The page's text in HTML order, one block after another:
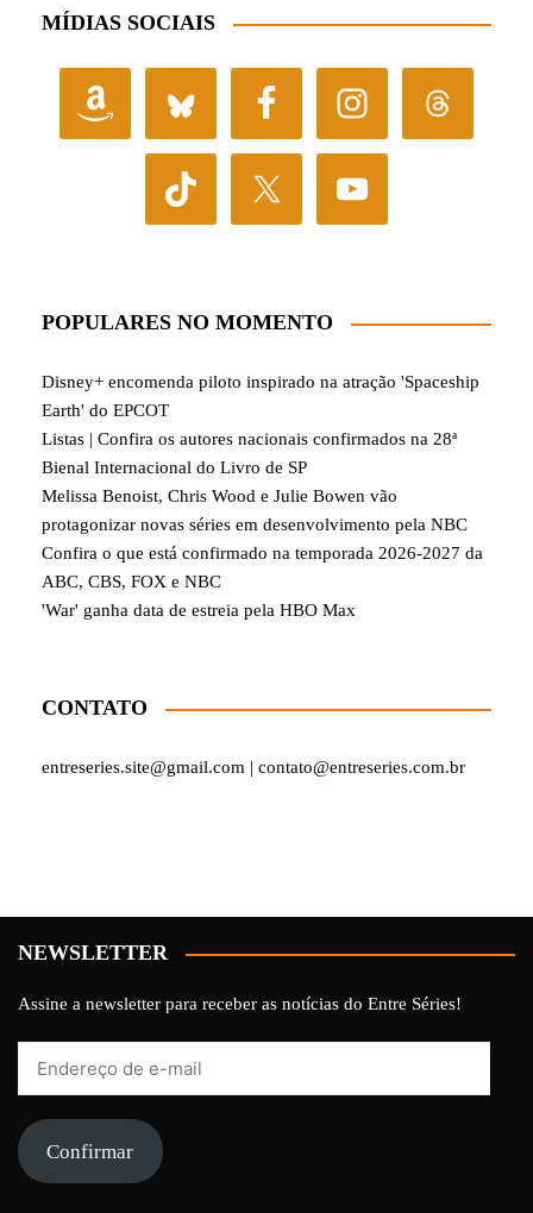
MÍDIAS SOCIAIS
POPULARES NO MOMENTO
Disney+ encomenda piloto inspirado na atração 'Spaceship
Earth' do EPCOT
Listas | Confira os autores nacionais confirmados na 28ª
Bienal Internacional do Livro de SP
Melissa Benoist, Chris Wood e Julie Bowen vão
protagonizar novas séries em desenvolvimento pela NBC
Confira o que está confirmado na temporada 2026-2027 da
ABC, CBS, FOX e NBC
'War' ganha data de estreia pela HBO Max
CONTATO
entreseries.site@gmail.com | contato@entreseries.com.br
NEWSLETTER
Assine a newsletter para receber as notícias do Entre Séries!
mail Confirmar